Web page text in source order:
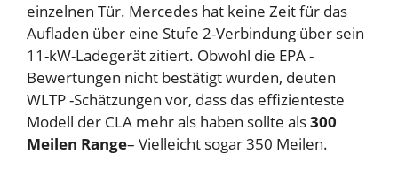
einzelnen Tür. Mercedes hat keine Zeit für das
Aufladen über eine Stufe 2-Verbindung über sein
11-kW-Ladegerät zitiert. Obwohl die EPA -
Bewertungen nicht bestätigt wurden, deuten
WLTP -Schätzungen vor, dass das effizienteste
Modell der CLA mehr als haben sollte als300
Meilen Range– Vielleicht sogar 350 Meilen.